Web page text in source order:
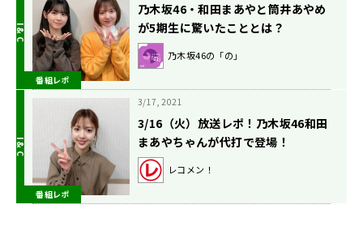
番組レポ
乃木坂46・和田まあやと筒井あやめ
が5期生に驚いたこととは？
乃木坂46の「の」
番組レポ
3/17, 2021
3/16（火）放送レポ！乃木坂46和田
まあやちゃんが代打で登場！
レコメン！